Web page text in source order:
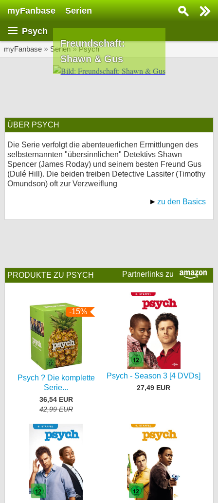
myFanbase Serien
Psych
myFanbase » Serien»Psych
Freundschaft:
Shawn & Gus
ÜBER PSYCH
Die Serie verfolgt die abenteuerlichen Ermittlungen des
selbsternannten "übersinnlichen" Detektivs Shawn
Spencer (James Roday) und seinem besten Freund Gus
(Dulé Hill). Die beiden treiben Detective Lassiter (Timothy
Omundson) oft zur Verzweiflung
zu den Basics
Partnerlinks zu
PRODUKTE ZU PSYCH
-15%
Psych ? Die komplette
Serie...
36,54 EUR
42,99 EUR
Psych - Season 3 [4 DVDs]
27,49 EUR
SERIEN
Serien
KULTUR
Specials
SERVICE
Gewinnspiele
Kontakt
Nutzungsbedingungen
Datenschutz
Cookie-Einstellungen
Impressum
Desktop-Ansicht